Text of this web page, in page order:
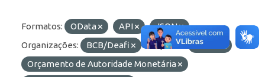
Formatos: OData API
JSON
Organizações:
BCB/Deafi Etiquetas:
Olinda
Orçamento de Autoridade Monetária